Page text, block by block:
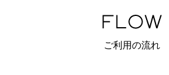
ご利用の流れ